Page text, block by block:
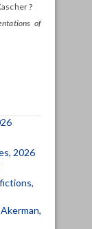
?
of
2026